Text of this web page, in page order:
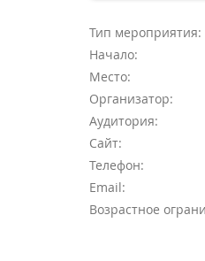
Тип мероприятия:
Начало:
Место:
Организатор:
Аудитория:
Сайт:
Телефон:
Email:
Возрастное